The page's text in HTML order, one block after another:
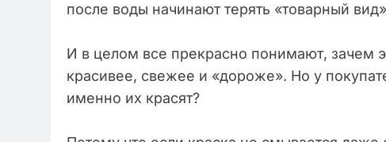
после воды начинают терять «товарный
И в целом все прекрасно понимают, зачем
красивее, свежее и «дороже». Но у
именно их красят?